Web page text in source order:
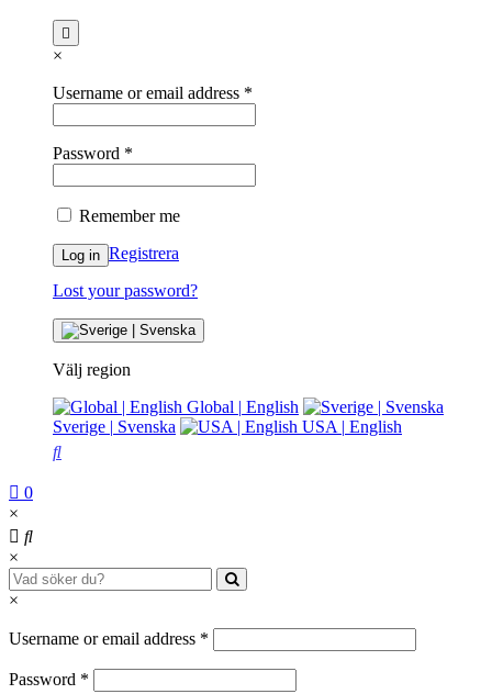
×
Username or email address *
Password *
Remember me
Log in Registrera
Lost your password?
Välj region
Global | English
Sverige | Svenska USA | English
0
×
×
×
Username or email address *
Password *